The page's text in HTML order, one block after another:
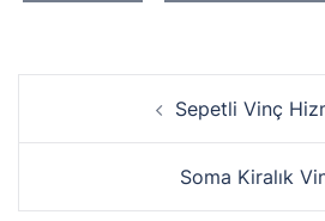
Sepetli Vinç
Soma Kiralık